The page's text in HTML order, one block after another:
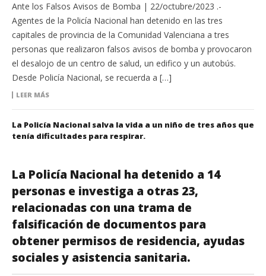
Ante los Falsos Avisos de Bomba | 22/octubre/2023 .-
Agentes de la Policía Nacional han detenido en las tres
capitales de provincia de la Comunidad Valenciana a tres
personas que realizaron falsos avisos de bomba y provocaron
el desalojo de un centro de salud, un edifico y un autobús.
Desde Policía Nacional, se recuerda a […]
LEER MÁS
La Policía Nacional salva la vida a un niño de tres años que
tenía dificultades para respirar.
La Policía Nacional ha detenido a 14
personas e investiga a otras 23,
relacionadas con una trama de
falsificación de documentos para
obtener permisos de residencia, ayudas
sociales y asistencia sanitaria.